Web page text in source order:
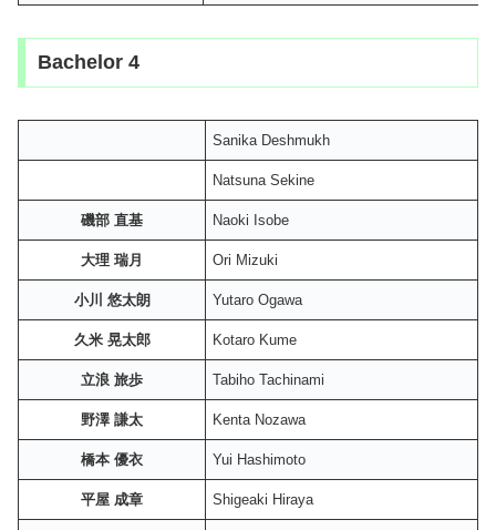
Bachelor 4
Sanika Deshmukh
Natsuna Sekine
磯部 直基 Naoki Isobe
大理 瑞月 Ori Mizuki
小川 悠太朗 Yutaro Ogawa
久米 晃太郎 Kotaro Kume
立浪 旅歩 Tabiho Tachinami
野澤 謙太 Kenta Nozawa
橋本 優衣 Yui Hashimoto
平屋 成章 Shigeaki Hiraya